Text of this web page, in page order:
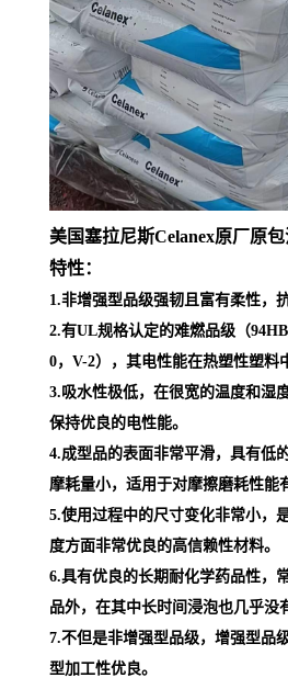
美国塞拉尼斯Celanex原厂原
特性：
1.非增强型品级强韧且富有柔性，
2.有UL规格认定的难燃品级（
0，V-2），其电性能在热塑性塑料
3.吸水性极低，在很宽的温度和湿
保持优良的电性能。
4.成型品的表面非常平滑，具有低
摩耗量小，适用于对摩擦磨耗性能
5.使用过程中的尺寸变化非常小，
度方面非常优良的高信赖性材料。
6.具有优良的长期耐化学药品性，
品外，在其中长时间浸泡也几乎没
7.不但是非增强型品级，增强型品
型加工性优良。